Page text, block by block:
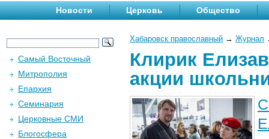
Новости Церковь Общество
Хабаровск православный → Журнал
Клирик
акции
Самый Восточный
Митрополия
Епархия
Семинария
Церковные СМИ
Блогосфера